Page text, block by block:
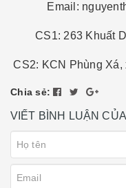
Email:
CS1: 263 Khuất
CS2: KCN Phùng
Chia sẻ:
VIẾT BÌNH LUẬN